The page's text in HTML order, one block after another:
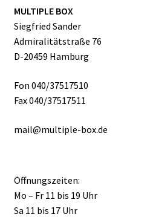
MULTIPLE BOX
Siegfried Sander
Admiralitätstraße 76
D-20459 Hamburg
Fon 040/37517510
Fax 040/37517511
mail@multiple-box.de
Öffnungszeiten:
Mo – Fr 11 bis 19 Uhr
Sa 11 bis 17 Uhr